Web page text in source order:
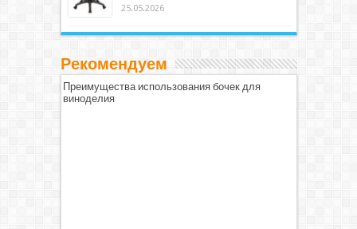
25.05.2026
Рекомендуем
Преимущества использования бочек для
виноделия